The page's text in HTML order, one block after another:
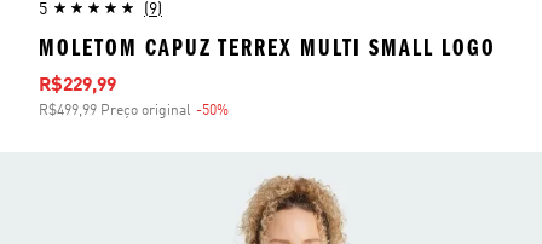
5 (9)
MOLETOM CAPUZ TERREX MULTI SMALL LOGO
Preço com desconto
R$229,99
R$499,99 Preço original -50%